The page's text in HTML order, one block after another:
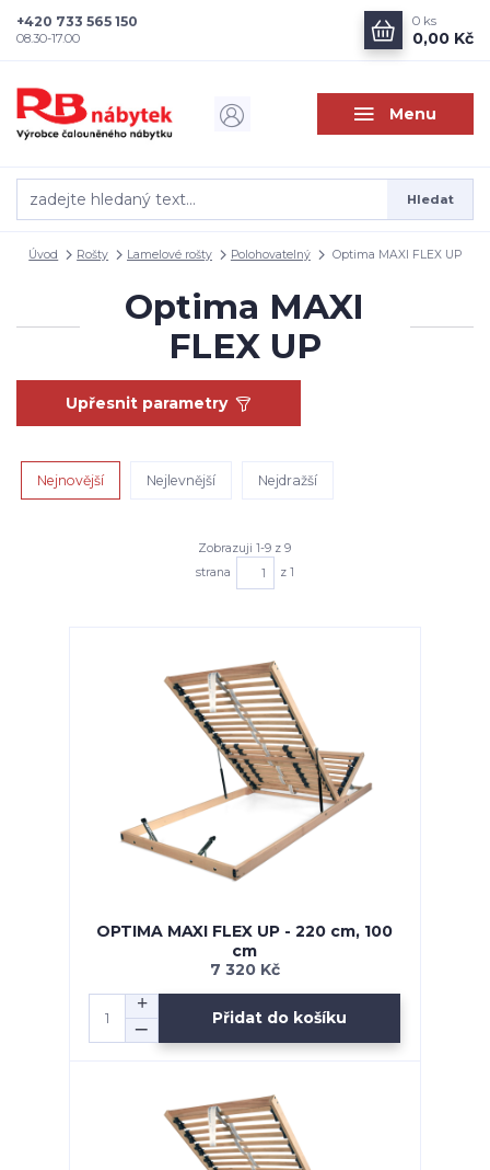
Menu
Hledat
+420 733 565 150
08.30-17.00
0 ks
0,00 Kč
Úvod Rošty Lamelové rošty Polohovatelný Optima MAXI FLEX UP
Optima MAXI
FLEX UP
Upřesnit parametry
Nejnovější Nejlevnější Nejdražší
Zobrazuji 1-9 z 9
strana
z 1
OPTIMA MAXI FLEX UP - 220 cm, 100
cm
7 320 Kč
Přidat do košíku